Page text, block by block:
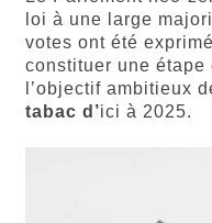
loi à une large
votes ont été
constituer une
l’objectif ambitieux
tabac d’ici à 2025.